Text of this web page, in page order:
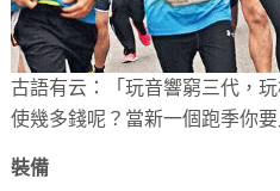
古語有云：「玩音響窮三代，
使幾多錢呢？當新一個跑季你
裝備